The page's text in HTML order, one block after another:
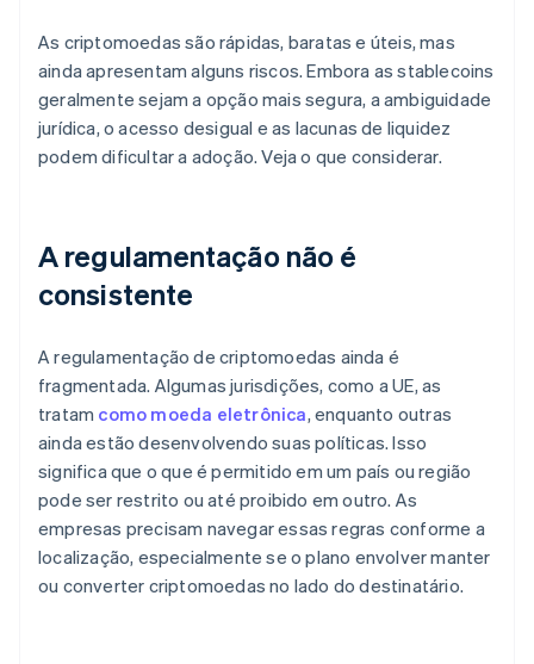
As criptomoedas são rápidas, baratas e úteis, mas
ainda apresentam alguns riscos. Embora as stablecoins
geralmente sejam a opção mais segura, a ambiguidade
jurídica, o acesso desigual e as lacunas de liquidez
podem dificultar a adoção. Veja o que considerar.
A regulamentação não é
consistente
A regulamentação de criptomoedas ainda é
fragmentada. Algumas jurisdições, como a UE, as
tratam como moeda eletrônica, enquanto outras
ainda estão desenvolvendo suas políticas. Isso
significa que o que é permitido em um país ou região
pode ser restrito ou até proibido em outro. As
empresas precisam navegar essas regras conforme a
localização, especialmente se o plano envolver manter
ou converter criptomoedas no lado do destinatário.